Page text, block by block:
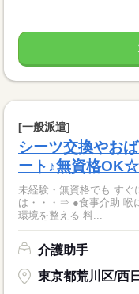
[一般派遣]
シーツ交換やお
ート♪無資格OK☆
未経験・無資格でも すぐにで
は・・・⇒ ●食事介助 喉に通りやすい工夫をするなど 食事しやすい
環境を整える 料...
介護助手
東京都荒川区/西